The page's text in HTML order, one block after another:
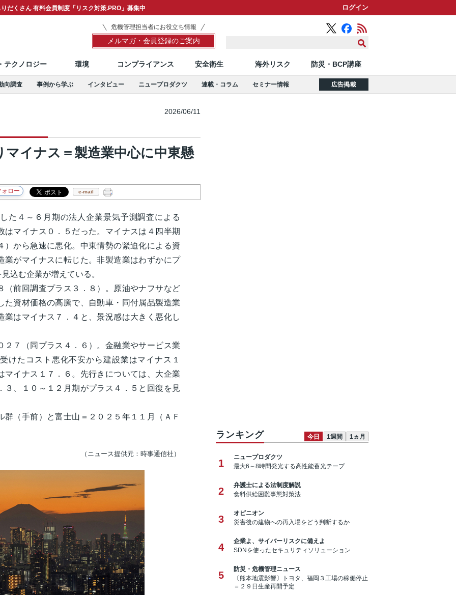
だくさん 有料会員制度「リスク対策.PRO」募集中 ログイン
危機管理担当者にお役立ち情報
メルマガ・会員登録のご案内
テクノロジー 環境 コンプライアンス 安全衛生 海外リスク 防災・BCP講座
向調査 事例から学ぶ インタビュー ニュープロダクツ 連載・コラム セミナー情報 広告掲載
2026/06/11
マイナス＝製造業中心に中東懸
e-mail
４～６月期の法人企業景気予測調査による
はマイナス０．５だった。マイナスは４四半期
）から急速に悪化。中東情勢の緊迫化による資
業がマイナスに転じた。非製造業はわずかにプ
込む企業が増えている。
前回調査プラス３．８）。原油やナフサなど
た資材価格の高騰で、自動車・同付属品製造業
業はマイナス７．４と、景況感は大きく悪化し
７（同プラス４．６）。金融業やサービス業
けたコスト悪化不安から建設業はマイナス１
マイナス１７．６。先行きについては、大企業
３、１０～１２月期がプラス４．５と回復を見
（手前）と富士山＝２０２５年１１月（ＡＦ
（ニュース提供元：時事通信社）
ランキング 今日 1週間 1ヵ月
1
ニュープロダクツ
最大6～8時間発光する高性能蓄光テープ
2
弁護士による法制度解説
食料供給困難事態対策法
3
オピニオン
災害後の建物への再入場をどう判断するか
4
企業よ、サイバーリスクに備えよ
SDNを使ったセキュリティソリューション
5
防災・危機管理ニュース
〔熊本地震影響〕トヨタ、福岡３工場の稼働停止
＝２９日生産再開予定